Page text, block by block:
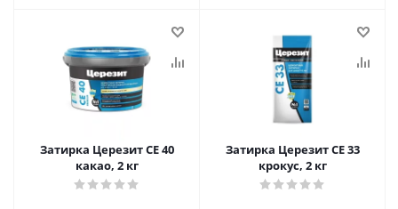
Затирка Церезит CE 40
какао, 2 кг
Затирка Церезит CE 33
крокус, 2 кг